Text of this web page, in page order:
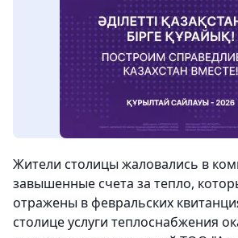
Жители столицы жаловались в
завышенные счета за тепло,
отражены в февральских
столице услуги теплоснабжения